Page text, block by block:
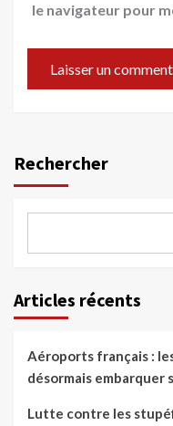
le navigateur pour
Rechercher
Articles récents
Aéroports français :
désormais embarquer
Lutte contre les